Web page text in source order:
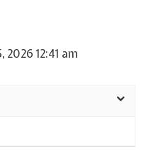
12:41 am